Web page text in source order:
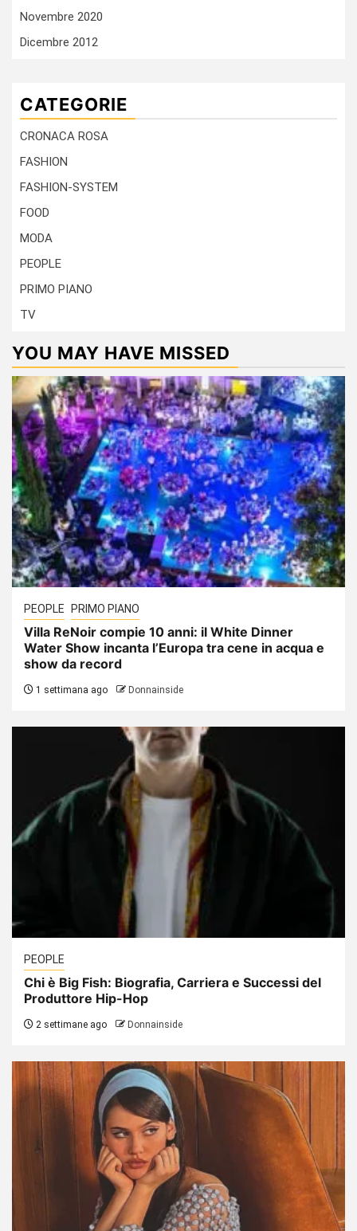
Novembre 2020
Dicembre 2012
CATEGORIE
CRONACA ROSA
FASHION
FASHION-SYSTEM
FOOD
MODA
PEOPLE
PRIMO PIANO
TV
YOU MAY HAVE MISSED
PEOPLE PRIMO PIANO
Villa ReNoir compie 10 anni: il White Dinner
Water Show incanta l’Europa tra cene in acqua e
show da record
1 settimana ago Donnainside
PEOPLE
Chi è Big Fish: Biografia, Carriera e Successi del
Produttore Hip-Hop
2 settimane ago Donnainside